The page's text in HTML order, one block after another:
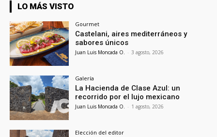
LO MÁS VISTO
Gourmet
Castelani, aires mediterráneos y
sabores únicos
Juan Luis Moncada O. - 3 agosto, 2026
Galería
La Hacienda de Clase Azul: un
recorrido por el lujo mexicano
Juan Luis Moncada O. - 1 agosto, 2026
Elección del editor